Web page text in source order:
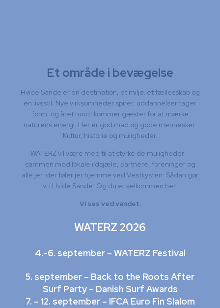
Et område i bevægelse
Hvide Sande er en destination, et miljø, et fællesskab og
en livsstil. Nye virksomheder spirer, uddannelser tager
form, og året rundt kommer gæster for at mærke
naturens energi. Her er god mad og gode mennesker.
Kultur, historie og muligheder.
WATERZ vil være med til at styrke de muligheder –
sammen med lokale ildsjæle, partnere, foreninger og
alle jer, der føler jer hjemme ved Vestkysten. Sådan gør
vi i Hvide Sande. Og du er velkommen her.
Vi ses ved vandet.
WATERZ 2026
4.-6. september – WATERZ Festival
5. september – Back to the Roots After
Surf Party – Danish Surf Awards
7. – 12. september – IFCA Euro Fin Slalom